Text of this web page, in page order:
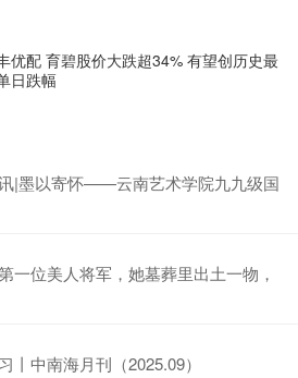
优配 育碧股价大跌超34% 有望创历史最
日跌幅
|墨以寄怀——云南艺术学院九九级国
一位美人将军，她墓葬里出土一物，
丨中南海月刊（2025.09）